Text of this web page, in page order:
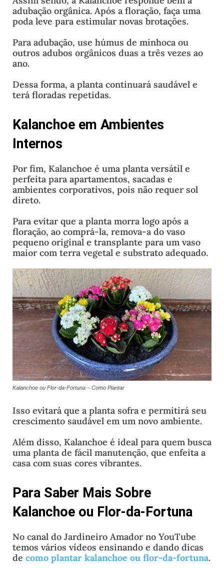
adubação orgânica. Após a floração, faça uma
poda leve para estimular novas brotações.
Para adubação, use húmus de minhoca ou
outros adubos orgânicos duas a três vezes ao
ano.
Dessa forma, a planta continuará saudável e
terá floradas repetidas.
Kalanchoe em Ambientes
Internos
Por fim, Kalanchoe é uma planta versátil e
perfeita para apartamentos, sacadas e
ambientes corporativos, pois não requer sol
direto.
Para evitar que a planta morra logo após a
floração, ao comprá-la, remova-a do vaso
pequeno original e transplante para um vaso
maior com terra vegetal e substrato adequado.
Kalanchoe ou Flor-da-Fortuna – Como Plantar
Isso evitará que a planta sofra e permitirá seu
crescimento saudável em um novo ambiente.
Além disso, Kalanchoe é ideal para quem busca
uma planta de fácil manutenção, que enfeita a
casa com suas cores vibrantes.
Para Saber Mais Sobre
Kalanchoe ou Flor-da-Fortuna
No canal do Jardineiro Amador no YouTube
temos vários vídeos ensinando e dando dicas
de como plantar kalanchoe ou flor-da-fortuna.